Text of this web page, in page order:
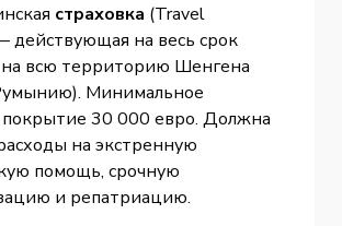
страховка (Travel
действующая на весь срок
всю территорию Шенгена
Минимальное
покрытие 30 000 евро. Должна
на экстренную
помощь, срочную
и репатриацию.